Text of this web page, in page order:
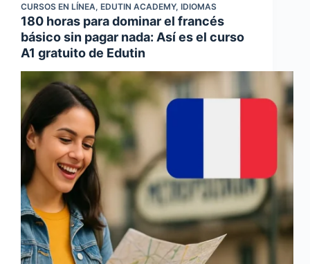
CURSOS EN LÍNEA, EDUTIN ACADEMY, IDIOMAS
180 horas para dominar el francés
básico sin pagar nada: Así es el curso
A1 gratuito de Edutin